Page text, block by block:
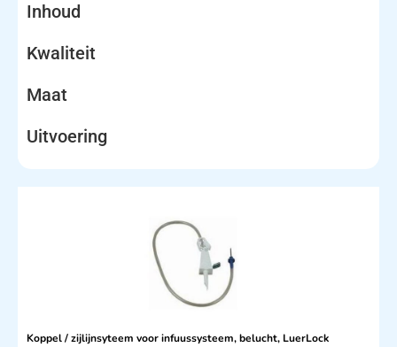
Inhoud
Kwaliteit
Maat
Uitvoering
Koppel / zijlijnsyteem voor infuussysteem, belucht, LuerLock